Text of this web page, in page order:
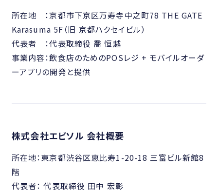
所在地 ：京都市下京区万寿寺中之町78 THE GATE
Karasuma 5F（旧 京都ハクセイビル）
代表者 ：代表取締役 喬 恒越
事業内容：飲食店のためのPOSレジ + モバイルオーダ
ーアプリの開発と提供
株式会社エビソル 会社概要
所在地：東京都渋谷区恵比寿1-20-18 三富ビル新館8
階
代表者： 代表取締役 田中 宏彰